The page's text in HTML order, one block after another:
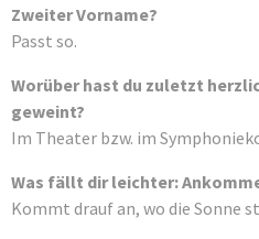
Zweiter Vorname?
Passt so.
Worüber hast du zuletzt
geweint?
Im Theater bzw. im
Was fällt dir leichter:
Kommt drauf an, wo die Sonne